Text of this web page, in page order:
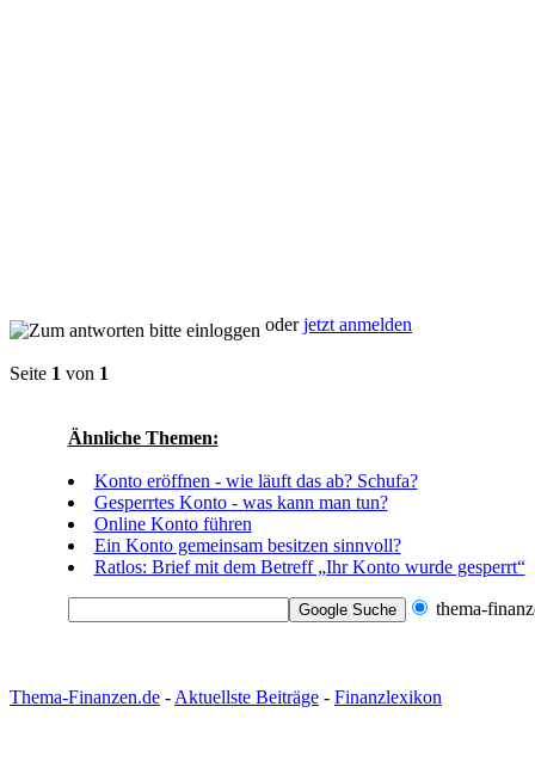
oderjetzt anmelden
Seite 1 von 1
Ähnliche Themen:
Konto eröffnen - wie läuft das ab? Schufa?
Gesperrtes Konto - was kann man tun?
Online Konto führen
Ein Konto gemeinsam besitzen sinnvoll?
Ratlos: Brief mit dem Betreff „Ihr Konto wurde gesperrt“
thema-
Thema-Finanzen.de - Aktuellste Beiträge - Finanzlexikon